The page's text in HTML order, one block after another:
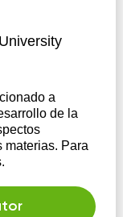
a
de la
materias. Para